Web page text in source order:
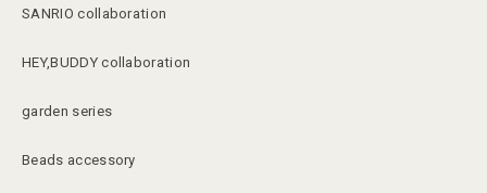
SANRIO collaboration
HEY,BUDDY collaboration
garden series
Beads accessory